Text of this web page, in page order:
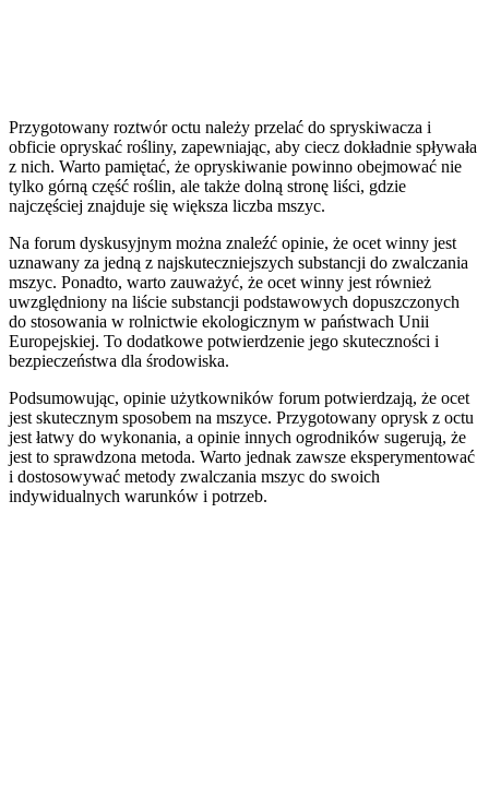
Przygotowany roztwór octu należy przelać do spryskiwacza i
obficie opryskać rośliny, zapewniając, aby ciecz dokładnie spływała
z nich. Warto pamiętać, że opryskiwanie powinno obejmować nie
tylko górną część roślin, ale także dolną stronę liści, gdzie
najczęściej znajduje się większa liczba mszyc.
Na forum dyskusyjnym można znaleźć opinie, że ocet winny jest
uznawany za jedną z najskuteczniejszych substancji do zwalczania
mszyc. Ponadto, warto zauważyć, że ocet winny jest również
uwzględniony na liście substancji podstawowych dopuszczonych
do stosowania w rolnictwie ekologicznym w państwach Unii
Europejskiej. To dodatkowe potwierdzenie jego skuteczności i
bezpieczeństwa dla środowiska.
Podsumowując, opinie użytkowników forum potwierdzają, że ocet
jest skutecznym sposobem na mszyce. Przygotowany oprysk z octu
jest łatwy do wykonania, a opinie innych ogrodników sugerują, że
jest to sprawdzona metoda. Warto jednak zawsze eksperymentować
i dostosowywać metody zwalczania mszyc do swoich
indywidualnych warunków i potrzeb.